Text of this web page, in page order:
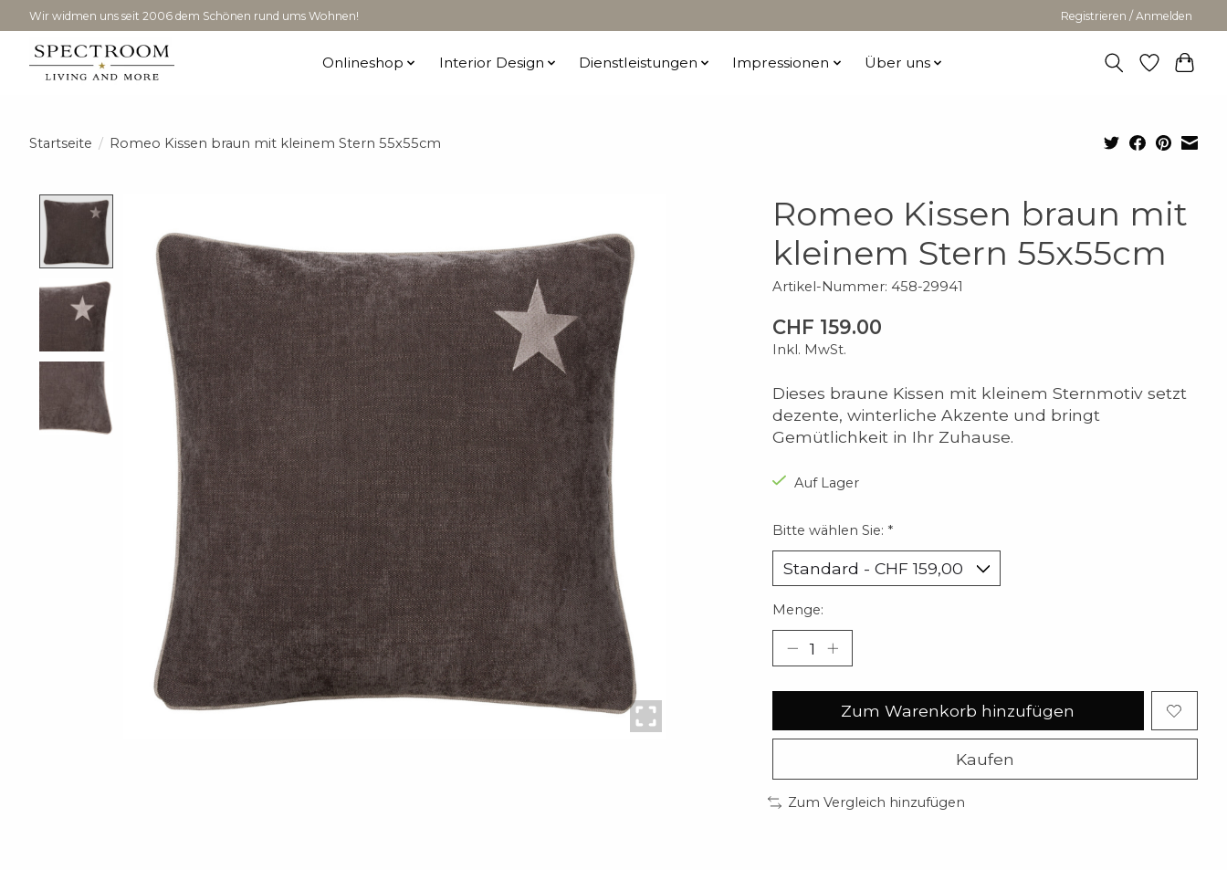
Wir widmen uns seit 2006 dem Schönen rund ums Wohnen! Registrieren / Anmelden
Onlineshop Interior Design Dienstleistungen Impressionen Über uns
Startseite / Romeo Kissen braun mit kleinem Stern 55x55cm
Romeo Kissen braun mit
kleinem Stern 55x55cm
Artikel-Nummer: 458-29941
CHF 159.00
Inkl. MwSt.
Dieses braune Kissen mit kleinem Sternmotiv setzt
dezente, winterliche Akzente und bringt
Gemütlichkeit in Ihr Zuhause.
Auf Lager
Bitte wählen Sie: *
Menge:
Zum Warenkorb hinzufügen
Kaufen
Zum Vergleich hinzufügen